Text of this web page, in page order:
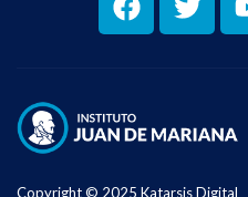
Copyright © 2025 Katarsis Digital